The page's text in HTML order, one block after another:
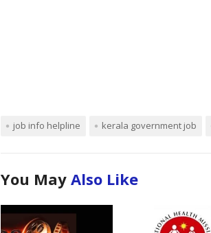
job info helpline kerala government job
You May Also Like